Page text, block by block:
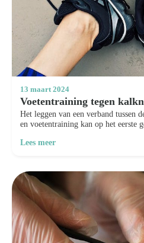
13 maart 2024
Voetentraining tegen
Het leggen van een verband tussen
en voetentraining kan op het eerste
Lees meer